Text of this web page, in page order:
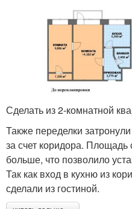
Сделать из 2-комнатной
Также переделки
за счет коридора. Площадь
больше, что позволило
Так как вход в кухню из
сделали из гостиной.